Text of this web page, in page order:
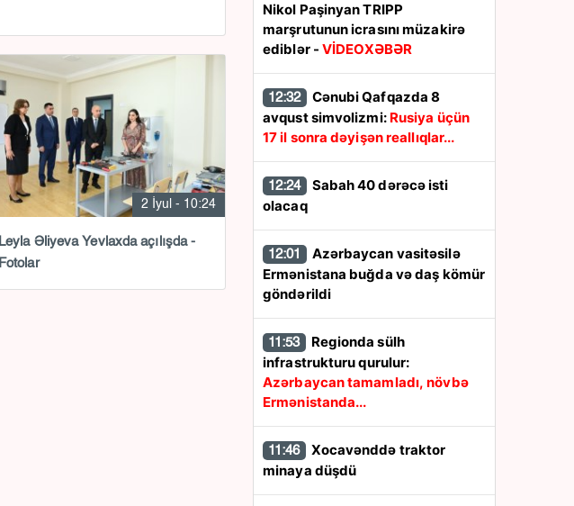
2 İyul - 10:24
Leyla Əliyeva Yevlaxda açılışda -
Fotolar
Nikol Paşinyan TRIPP
marşrutunun icrasını müzakirə
ediblər - VİDEOXƏBƏR
12:32
avqust simvolizmi: Rusiya üçün
17 il sonra dəyişən reallıqlar...
12:24
olacaq
12:01
Ermənistana buğda və daş kömür
göndərildi
11:53
infrastrukturu qurulur:
Azərbaycan tamamladı, növbə
Ermənistanda...
11:46
minaya düşdü